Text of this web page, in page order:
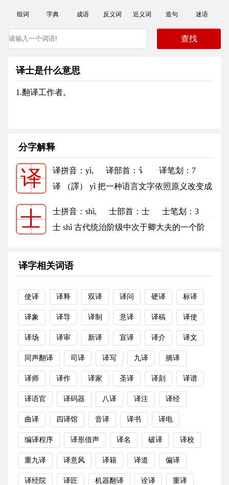
组词 字典 成语 反义词 近义词 造句 迷语
译士是什么意思
1.翻译工作者。
分字解释
译 译拼音 ：yì, 译部首 ：讠
译笔划：7
译的笔顺
译 （譯） yì 把一种语言文字依照原义改变成
士 士拼音 ：shì, 士部首 ：士
士笔划：3
士的笔顺
士 shì 古代统治阶级中次于卿大夫的一个阶
译字相关词语
使译 译释 双译 译问 硬译 标译
译象 译导 译制 意译 译稿 译使
译场 译审 新译 宣译 译介 译文
同声翻译 司译 译写 九译 摘译
译师 译作 译家 圣译 译刻 译谱
译语官 译码器 八译 译注 译经
曲译 四译馆 音译 译书 译电
编译程序 译形借声 译名 破译 译校
重九译 译意风 译籍 译道 偏译
译经院 译匠 机器翻译 诠译 重译